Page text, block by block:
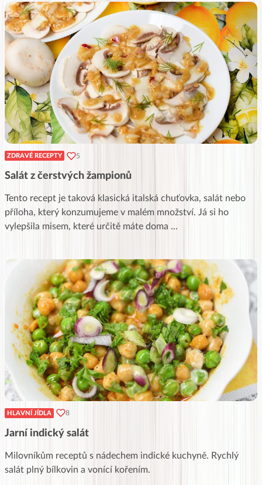
ZDRAVÉ RECEPTY 5
Salát z čerstvých žampionů
Tento recept je taková klasická italská chuťovka, salát nebo
příloha, který konzumujeme v malém množství. Já si ho
vylepšila misem, které určitě máte doma ...
HLAVNÍ JÍDLA 8
Jarní indický salát
Milovníkům receptů s nádechem indické kuchyně. Rychlý
salát plný bílkovin a vonící kořením.